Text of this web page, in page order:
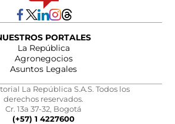
PORTALES
La República
Agronegocios
Asuntos Legales
La República S.A.S. Todos los
derechos reservados.
Cr. 13a 37-32, Bogotá
(+57) 1 4227600